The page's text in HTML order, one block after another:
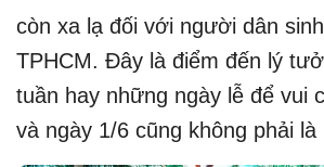
còn xa lạ đối với người dân
TPHCM. Đây là điểm đến lý
tuần hay những ngày lễ để vui
và ngày 1/6 cũng không phải là